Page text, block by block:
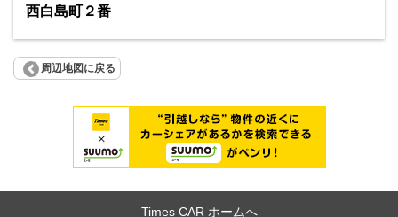
西白島町２番
周辺地図に戻る
Times CAR ホームへ